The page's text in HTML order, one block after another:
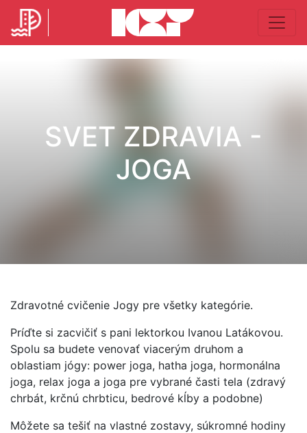
SVET ZDRAVIA -
JOGA
Zdravotné cvičenie Jogy pre všetky kategórie.
Príďte si zacvičiť s pani lektorkou Ivanou Latákovou.
Spolu sa budete venovať viacerým druhom a
oblastiam jógy: power joga, hatha joga, hormonálna
joga, relax joga a joga pre vybrané časti tela (zdravý
chrbát, krčnú chrbticu, bedrové kĺby a podobne)
Môžete sa tešiť na vlastné zostavy, súkromné hodiny